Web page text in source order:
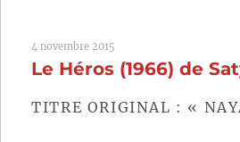
Fazer
4 novembre 2015
Le Héros (1966) de
TITRE ORIGINAL : «